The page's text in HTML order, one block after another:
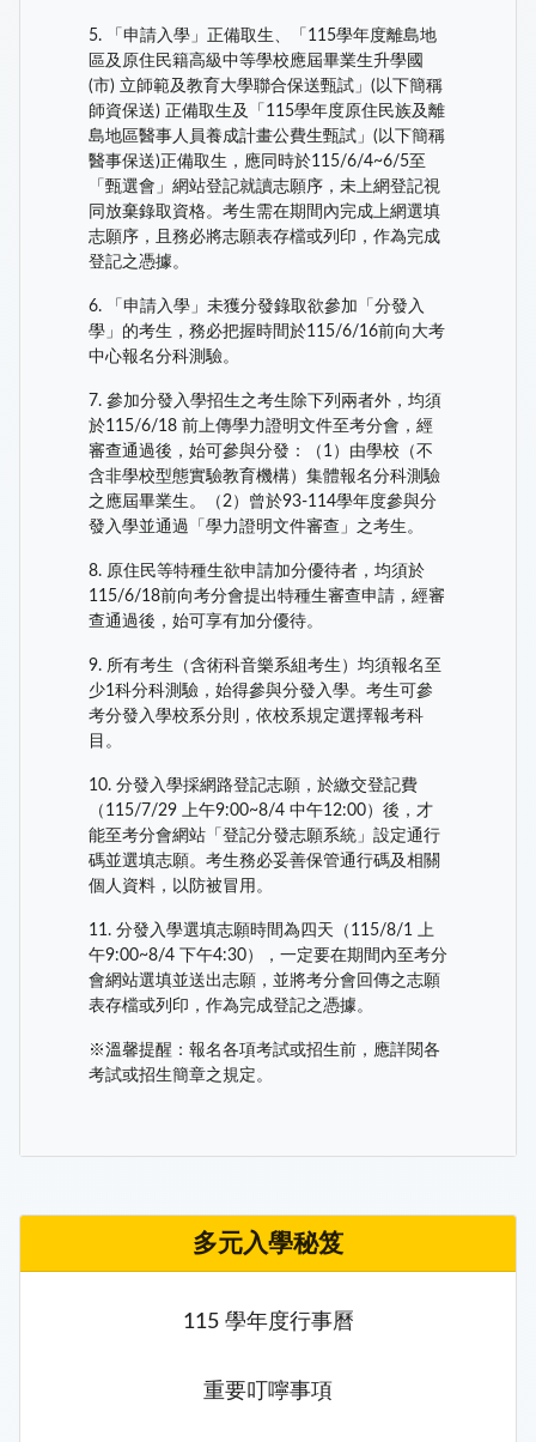
5. 「申請入學」正備取生、「115學年度離島地
區及原住民籍高級中等學校應屆畢業生升學國
(市) 立師範及教育大學聯合保送甄試」(以下簡稱
師資保送) 正備取生及「115學年度原住民族及離
島地區醫事人員養成計畫公費生甄試」(以下簡稱
醫事保送)正備取生，應同時於115/6/4~6/5至
「甄選會」網站登記就讀志願序，未上網登記視
同放棄錄取資格。考生需在期間內完成上網選填
志願序，且務必將志願表存檔或列印，作為完成
登記之憑據。
6. 「申請入學」未獲分發錄取欲參加「分發入
學」的考生，務必把握時間於115/6/16前向大考
中心報名分科測驗。
7. 參加分發入學招生之考生除下列兩者外，均須
於115/6/18 前上傳學力證明文件至考分會，經
審查通過後，始可參與分發：（1）由學校（不
含非學校型態實驗教育機構）集體報名分科測驗
之應屆畢業生。（2）曾於93-114學年度參與分
發入學並通過「學力證明文件審查」之考生。
8. 原住民等特種生欲申請加分優待者，均須於
115/6/18前向考分會提出特種生審查申請，經審
查通過後，始可享有加分優待。
9. 所有考生（含術科音樂系組考生）均須報名至
少1科分科測驗，始得參與分發入學。考生可參
考分發入學校系分則，依校系規定選擇報考科
目。
10. 分發入學採網路登記志願，於繳交登記費
（115/7/29 上午9:00~8/4 中午12:00）後，才
能至考分會網站「登記分發志願系統」設定通行
碼並選填志願。考生務必妥善保管通行碼及相關
個人資料，以防被冒用。
11. 分發入學選填志願時間為四天（115/8/1 上
午9:00~8/4 下午4:30），一定要在期間內至考分
會網站選填並送出志願，並將考分會回傳之志願
表存檔或列印，作為完成登記之憑據。
※溫馨提醒：報名各項考試或招生前，應詳閱各
考試或招生簡章之規定。
多元入學秘笈
115 學年度行事曆
重要叮嚀事項